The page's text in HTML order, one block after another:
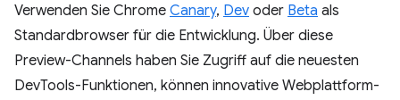
Verwenden Sie Chrome Canary, Dev oder Beta als
Standardbrowser für die Entwicklung. Über diese
Preview-Channels haben Sie Zugriff auf die neuesten
DevTools-Funktionen, können innovative Webplattform-